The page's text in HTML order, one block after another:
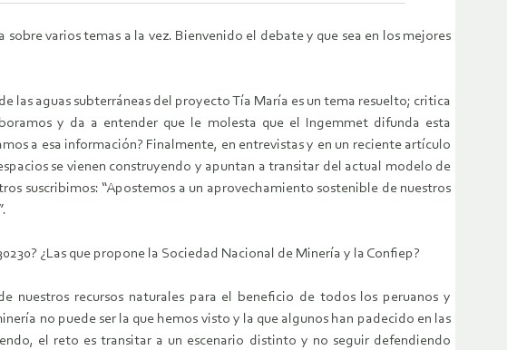
varios temas a la vez. Bienvenido el debate y que sea en los mejores
aguas subterráneas del proyecto Tía María es un tema resuelto; critica
y da a entender que le molesta que el Ingemmet difunda esta
a esa información? Finalmente, en entrevistas y en un reciente artículo
se vienen construyendo y apuntan a transitar del actual modelo de
suscribimos: “Apostemos a un aprovechamiento sostenible de nuestros
¿Las que propone la Sociedad Nacional de Minería y la Confiep?
nuestros recursos naturales para el beneficio de todos los peruanos y
no puede ser la que hemos visto y la que algunos han padecido en las
el reto es transitar a un escenario distinto y no seguir defendiendo